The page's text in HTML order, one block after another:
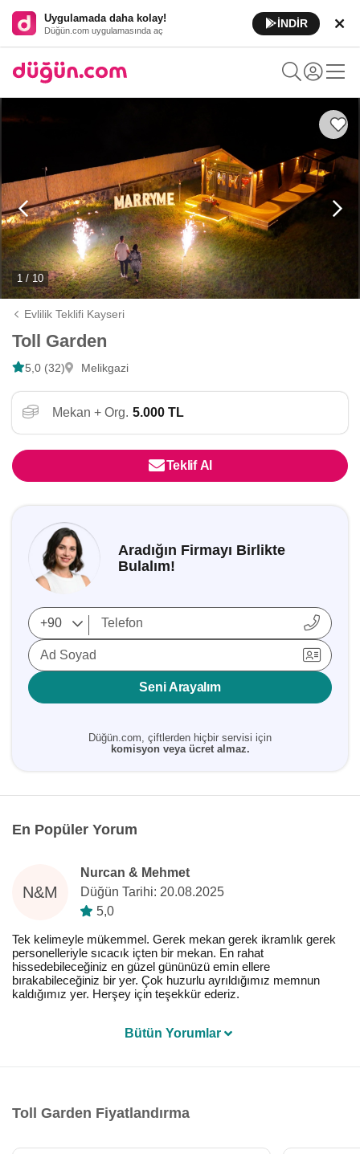
Uygulamada daha kolay!
Düğün.com uygulamasında aç
İNDİR
1 / 10
Evlilik Teklifi Kayseri
Toll Garden
5,0 (32) Melikgazi
Mekan + Org. 5.000 TL
Teklif Al
Aradığın Firmayı Birlikte
Bulalım!
Ad Soyad
Seni Arayalım
Düğün.com, çiftlerden hiçbir servisi için
komisyon veya ücret almaz.
En Popüler Yorum
N&M
Nurcan & Mehmet
Düğün Tarihi: 20.08.2025
5,0
Tek kelimeyle mükemmel. Gerek mekan gerek ikramlık gerek
personelleriyle sıcacık içten bir mekan. En rahat
hissedebileceğiniz en güzel gününüzü emin ellere
bırakabileceğiniz bir yer. Çok huzurlu ayrıldığımız memnun
kaldığımız yer. Herşey için teşekkür ederiz.
Bütün Yorumlar
Toll Garden Fiyatlandırma